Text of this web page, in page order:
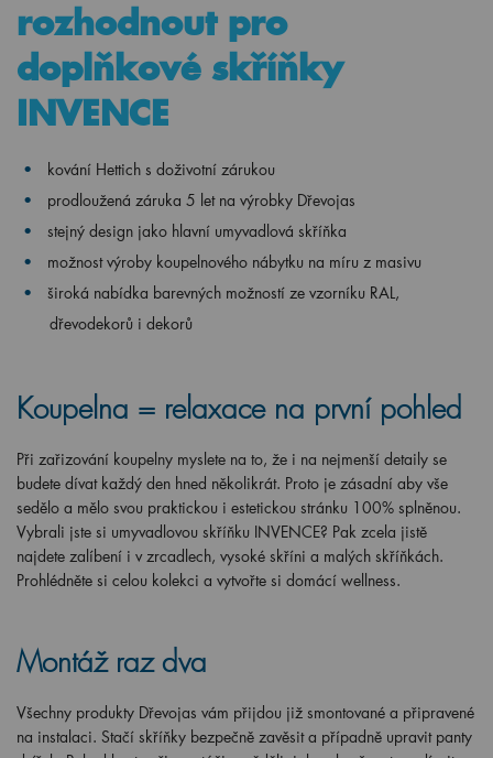
rozhodnout pro
doplňkové skříňky
INVENCE
kování Hettich s doživotní zárukou
prodloužená záruka 5 let na výrobky Dřevojas
stejný design jako hlavní umyvadlová skříňka
možnost výroby koupelnového nábytku na míru z masivu
široká nabídka barevných možností ze vzorníku RAL,
dřevodekorů i dekorů
Koupelna = relaxace na první pohled
Při zařizování koupelny myslete na to, že i na nejmenší detaily se
budete dívat každý den hned několikrát. Proto je zásadní aby vše
sedělo a mělo svou praktickou i estetickou stránku 100% splněnou.
Vybrali jste si umyvadlovou skříňku INVENCE? Pak zcela jistě
najdete zalíbení i v zrcadlech, vysoké skříni a malých skříňkách.
Prohlédněte si celou kolekci a vytvořte si domácí wellness.
Montáž raz dva
Všechny produkty Dřevojas vám přijdou již smontované a připravené
na instalaci. Stačí skříňky bezpečně zavěsit a případně upravit panty